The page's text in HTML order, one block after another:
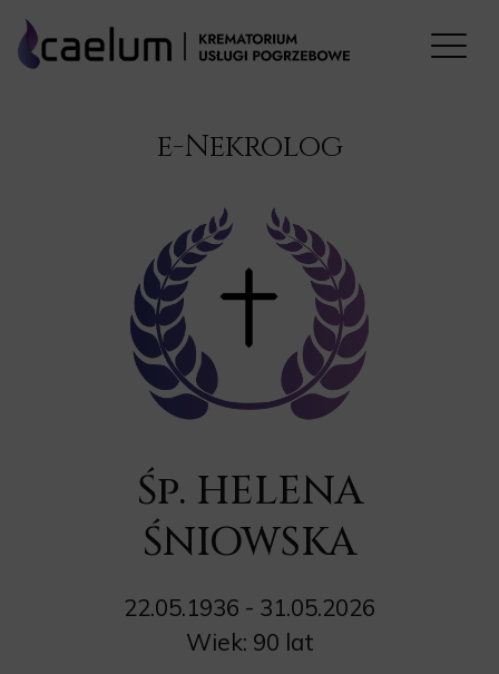
e-Nekrolog
Śp. HELENA
ŚNIOWSKA
22.05.1936 - 31.05.2026
Wiek: 90 lat